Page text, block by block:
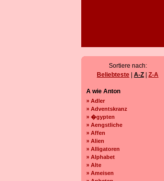
Sortiere nach:
Beliebteste
A-Z Z-A
A wie Anton
» Adler
» Adventskranz
» �gypten
» Aengstliche
» Affen
» Alien
» Alligatoren
» Alphabet
» Alte
» Ameisen